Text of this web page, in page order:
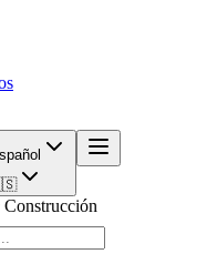
Construcción